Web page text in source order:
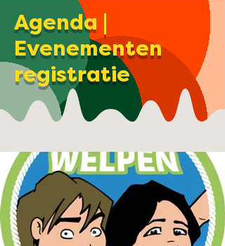
Agenda |
Evenementen
registratie